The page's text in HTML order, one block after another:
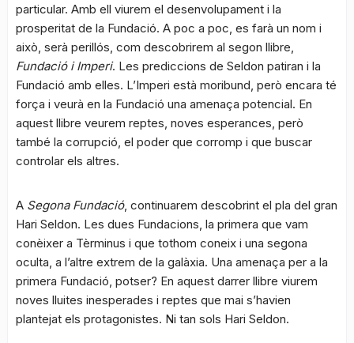
particular. Amb ell viurem el desenvolupament i la
prosperitat de la Fundació. A poc a poc, es farà un nom i
això, serà perillós, com descobrirem al segon llibre,
Fundació i Imperi. Les prediccions de Seldon patiran i la
Fundació amb elles. L’Imperi està moribund, però encara té
força i veurà en la Fundació una amenaça potencial. En
aquest llibre veurem reptes, noves esperances, però
també la corrupció, el poder que corromp i que buscar
controlar els altres.
A Segona Fundació, continuarem descobrint el pla del gran
Hari Seldon. Les dues Fundacions, la primera que vam
conèixer a Tèrminus i que tothom coneix i una segona
oculta, a l’altre extrem de la galàxia. Una amenaça per a la
primera Fundació, potser? En aquest darrer llibre viurem
noves lluites inesperades i reptes que mai s’havien
plantejat els protagonistes. Ni tan sols Hari Seldon.